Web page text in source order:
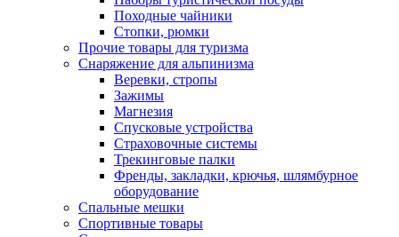
Походные чайники
Стопки, рюмки
Прочие товары для туризма
Снаряжение для альпинизма
Веревки, стропы
Зажимы
Магнезия
Спусковые устройства
Страховочные системы
Трекинговые палки
Френды, закладки, крючья, шлямбурное
оборудование
Спальные мешки
Спортивные товары